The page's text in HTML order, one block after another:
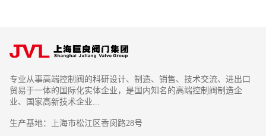
专业从事高端控制阀的科研设计、制造、销售、技术交流、进出口
贸易于一体的国际化实体企业，是国内知名的高端控制阀制造企
业、国家高新技术企业...
生产基地：上海市松江区香闵路28号